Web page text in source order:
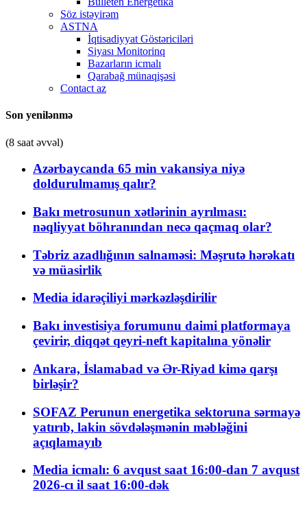
Söz istəyirəm
ASTNA
İqtisadiyyat Göstəriciləri
Siyası Monitorinq
Bazarların icmalı
Qarabağ münaqişəsi
Contact az
Son yenilənmə
(8 saat əvvəl)
Azərbaycanda 65 min vakansiya niyə
doldurulmamış qalır?
Bakı metrosunun xətlərinin ayrılması:
nəqliyyat böhranından necə qaçmaq olar?
Təbriz azadlığının salnaməsi: Məşrutə hərəkatı
və müasirlik
Media idarəçiliyi mərkəzləşdirilir
Bakı investisiya forumunu daimi platformaya
çevirir, diqqət qeyri-neft kapitalına yönəlir
Ankara, İslamabad və Ər-Riyad kimə qarşı
birləşir?
SOFAZ Perunun energetika sektoruna sərmayə
yatırıb, lakin sövdələşmənin məbləğini
açıqlamayıb
Media icmalı: 6 avqust saat 16:00-dan 7 avqust
2026-cı il saat 16:00-dək